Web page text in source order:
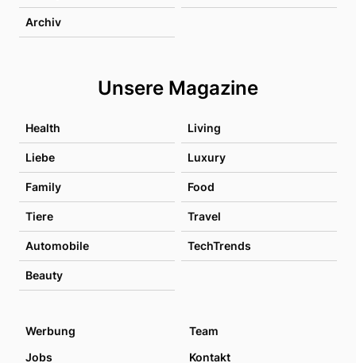
Archiv
Unsere Magazine
Health Living
Liebe Luxury
Family Food
Tiere Travel
Automobile TechTrends
Beauty
Werbung
Team
Jobs
Kontakt